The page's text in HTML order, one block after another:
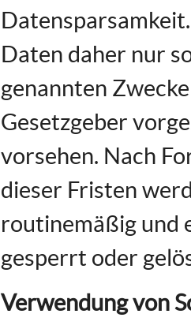
Daten daher nur
genannten
Gesetzgeber
vorsehen. Nach
dieser Fristen
routinemäßig und
gesperrt oder
Verwendung von